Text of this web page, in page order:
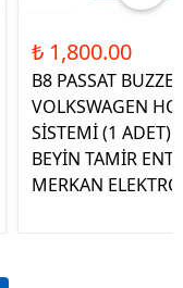
₺ 1,800.00
B8 PASSAT
VOLKSWAGEN
SİSTEMİ (1 ADET)
BEYİN TAMİR
MERKAN